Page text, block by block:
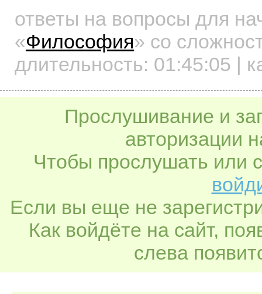
ответы на вопросы для
«Философия» со
длительность: 01:45:05 |
Прослушивание и
авторизации
Чтобы прослушать или
Если вы еще не
Как войдёте на сайт,
слева